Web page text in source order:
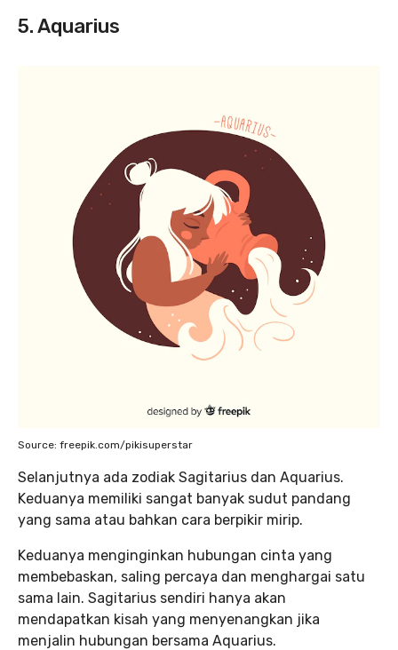
5. Aquarius
Source: freepik.com/pikisuperstar
Selanjutnya ada zodiak Sagitarius dan Aquarius.
Keduanya memiliki sangat banyak sudut pandang
yang sama atau bahkan cara berpikir mirip.
Keduanya menginginkan hubungan cinta yang
membebaskan, saling percaya dan menghargai satu
sama lain. Sagitarius sendiri hanya akan
mendapatkan kisah yang menyenangkan jika
menjalin hubungan bersama Aquarius.